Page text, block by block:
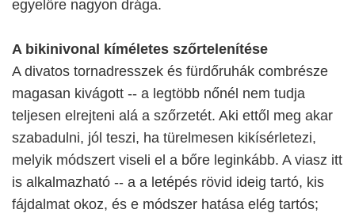
egyelőre nagyon drága.
A bikinivonal kíméletes szőrtelenítése
A divatos tornadresszek és fürdőruhák combrésze
magasan kivágott -- a legtöbb nőnél nem tudja
teljesen elrejteni alá a szőrzetét. Aki ettől meg akar
szabadulni, jól teszi, ha türelmesen kikísérletezi,
melyik módszert viseli el a bőre leginkább. A viasz itt
is alkalmazható -- a a letépés rövid ideig tartó, kis
fájdalmat okoz, és e módszer hatása elég tartós;